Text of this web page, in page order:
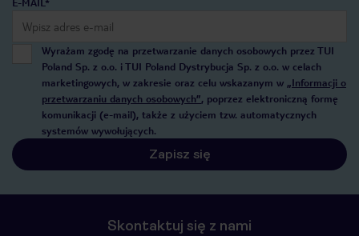
Wyrażam zgodę na przetwarzanie danych osobowych przez TUI
Poland Sp. z o.o. i TUI Poland Dystrybucja Sp. z o.o. w celach
marketingowych, w zakresie oraz celu wskazanym w „Informacji o
przetwarzaniu danych osobowych”, poprzez elektroniczną formę
komunikacji (e-mail), także z użyciem tzw. automatycznych
systemów wywołujących.
Zapisz się
Skontaktuj się z nami